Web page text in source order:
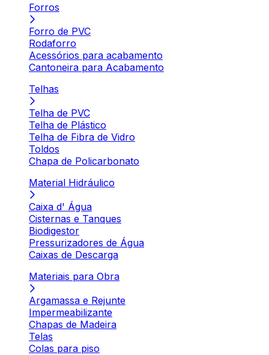
Forros
Forro de PVC
Rodaforro
Acessórios para acabamento
Cantoneira para Acabamento
Telhas
Telha de PVC
Telha de Plástico
Telha de Fibra de Vidro
Toldos
Chapa de Policarbonato
Material Hidráulico
Caixa d' Água
Cisternas e Tanques
Biodigestor
Pressurizadores de Água
Caixas de Descarga
Materiais para Obra
Argamassa e Rejunte
Impermeabilizante
Chapas de Madeira
Telas
Colas para piso